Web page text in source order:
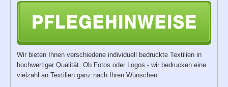
Wir bieten Ihnen verschiedene individuell bedruckte Textilien in
hochwertiger Qualität. Ob Fotos oder Logos - wir bedrucken eine
vielzahl an Textilien ganz nach Ihren Wünschen.